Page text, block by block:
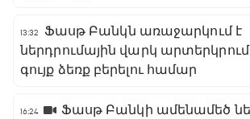
13:32
Ֆասթ Բանկն առաջարկում է
ներդրումային վարկ
գույք ձեռք բերելու համար
16:24
Ֆասթ Բանկի ամենամեծ